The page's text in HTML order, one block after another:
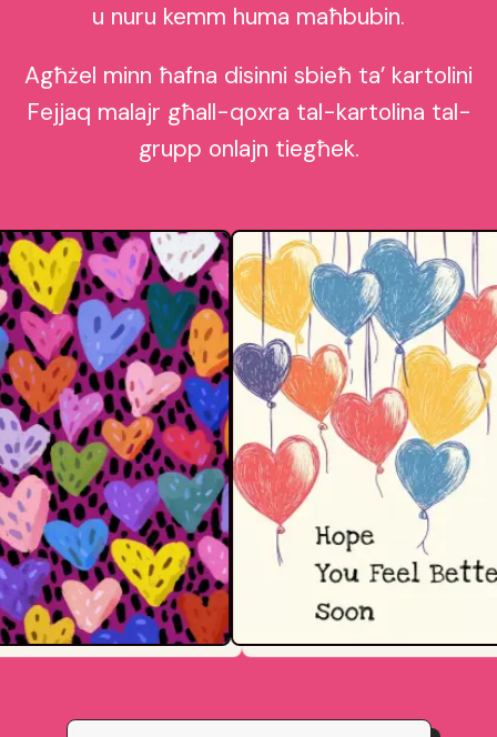
u nuru kemm huma maħbubin.
Agħżel minn ħafna disinni sbieħ ta’ kartolini
Fejjaq malajr għall-qoxra tal-kartolina tal-
grupp onlajn tiegħek.